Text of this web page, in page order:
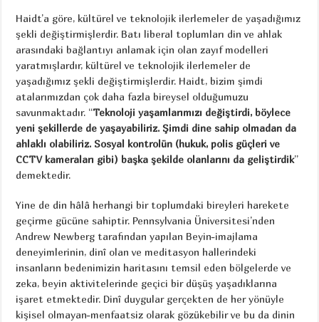
Haidt’a göre, kültürel ve teknolojik ilerlemeler de yaşadığımız
şekli değiştirmişlerdir. Batı liberal toplumları din ve ahlak
arasındaki bağlantıyı anlamak için olan zayıf modelleri
yaratmışlardır, kültürel ve teknolojik ilerlemeler de
yaşadığımız şekli değiştirmişlerdir. Haidt, bizim şimdi
atalarımızdan çok daha fazla bireysel olduğumuzu
savunmaktadır. “Teknoloji yaşamlarımızı değiştirdi, böylece
yeni şekillerde de yaşayabiliriz. Şimdi dine sahip olmadan da
ahlaklı olabiliriz. Sosyal kontrolün (hukuk, polis güçleri ve
CCTV kameraları gibi) başka şekilde olanlarını da geliştirdik”
demektedir.
Yine de din hâlâ herhangi bir toplumdaki bireyleri harekete
geçirme gücüne sahiptir. Pennsylvania Üniversitesi’nden
Andrew Newberg tarafından yapılan Beyin-imajlama
deneyimlerinin, dinî olan ve meditasyon hallerindeki
insanların bedenimizin haritasını temsil eden bölgelerde ve
zeka, beyin aktivitelerinde geçici bir düşüş yaşadıklarına
işaret etmektedir. Dinî duygular gerçekten de her yönüyle
kişisel olmayan-menfaatsiz olarak gözükebilir ve bu da dinin